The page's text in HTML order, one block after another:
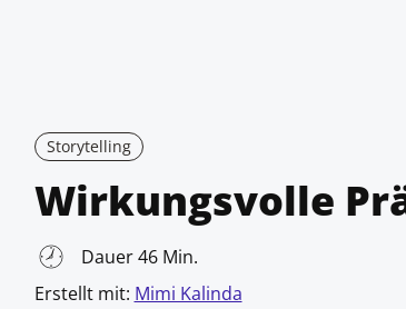
Storytelling
Wirkungsvolle
Dauer 46 Min.
Erstellt mit: Mimi Kalinda